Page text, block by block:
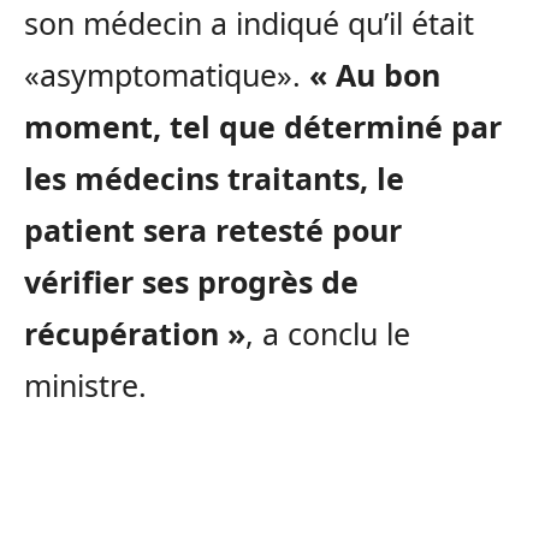
son médecin a indiqué qu’il était
«asymptomatique». « Au bon
moment, tel que déterminé par
les médecins traitants, le
patient sera retesté pour
vérifier ses progrès de
récupération », a conclu le
ministre.